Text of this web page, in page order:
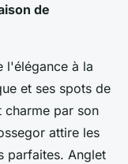
de
l'élégance à la
et ses spots de
charme par son
attire les
parfaites. Anglet